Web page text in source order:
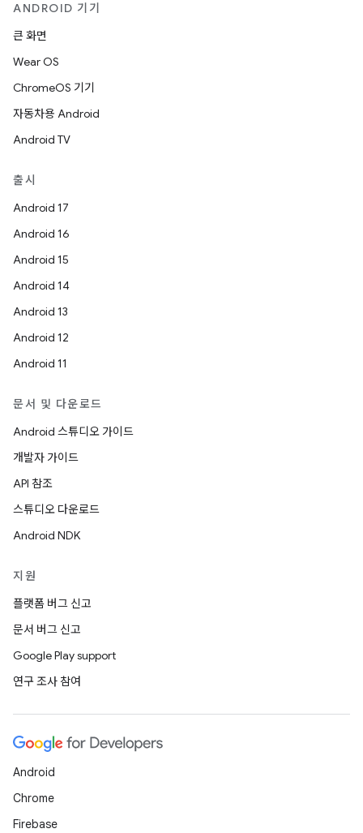
ANDROID 기기
큰 화면
Wear OS
ChromeOS 기기
자동차용 Android
Android TV
출시
Android 17
Android 16
Android 15
Android 14
Android 13
Android 12
Android 11
문서 및 다운로드
Android 스튜디오 가이드
개발자 가이드
API 참조
스튜디오 다운로드
Android NDK
지원
플랫폼 버그 신고
문서 버그 신고
Google Play support
연구 조사 참여
Android
Chrome
Firebase